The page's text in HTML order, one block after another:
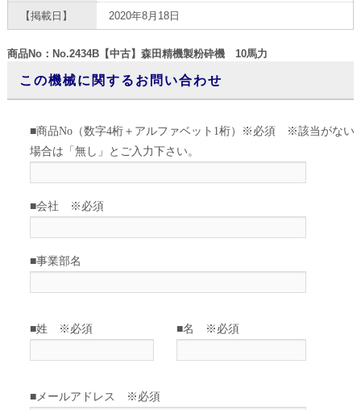
【掲載日】 2020年8月18日
商品No：No.2434B【中古】森田精機製粉砕機 10馬力
この機械に関するお問い合わせ